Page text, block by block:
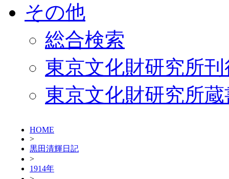
その他
総合検索
東京文化財研究所
東京文化財研究所
HOME
>
黒田清輝日記
>
1914年